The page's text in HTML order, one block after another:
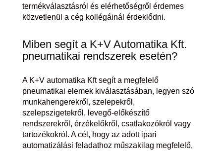
termékválasztásról és elérhetőségről érdemes
közvetlenül a cég kollégáinál érdeklődni.
Miben segít a K+V Automatika Kft.
pneumatikai rendszerek esetén?
A K+V automatika Kft segít a megfelelő
pneumatikai elemek kiválasztásában, legyen szó
munkahengerekről, szelepekről,
szelepszigetekről, levegő-előkészítő
rendszerekről, érzékelőkről, csatlakozókról vagy
tartozékokról. A cél, hogy az adott ipari
automatizálási feladathoz műszakilag megfelelő,